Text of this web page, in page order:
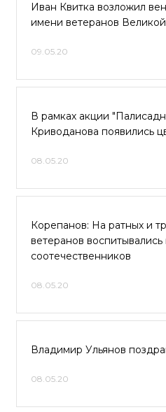
Иван Квитка возложил
имени ветеранов
09.05.20
В рамках акции
Криводанова появились
08.05.20
Корепанов: На ратных и
ветеранов
соотечественников
08.05.20
Владимир Ульянов
08.05.20